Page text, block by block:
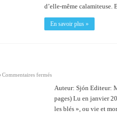
d’elle-même
En savoir plus »
Commentaires ferméssur
comme
les
blés
Auteur: Sjón Editeur:
pages) Lu en janvier
les blés », ou vie et